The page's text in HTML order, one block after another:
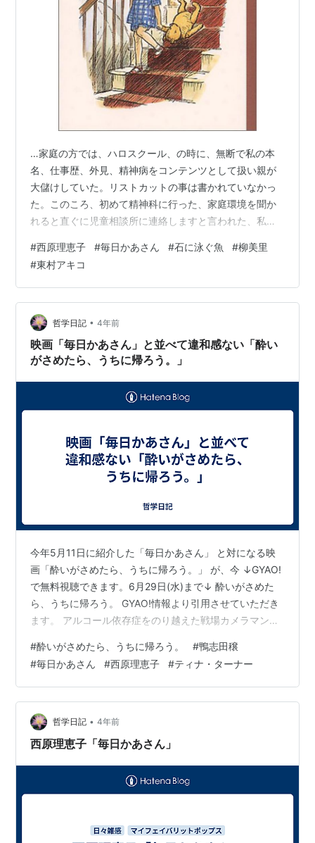
…家庭の方では、ハロスクール、の時に、無断で私の本
名、仕事歴、外見、精神病をコンテンツとして扱い親が
大儲けしていた。リストカットの事は書かれていなかっ
た。このころ、初めて精神科に行った、家庭環境を聞か
れると直ぐに児童相談所に連絡しますと言われた、私は
くれと懇願し、サインバルタをもらって…（後略） い
ま、この記事は「読み返してみると、文章があまり良く
ない」を理由に非公開になっているので、ブクマを記し
ておこう
https://b.hatena.ne.jp/entry/s/norokoro.hatenablog.co
m/entry/2021/07/09…
#西原理恵子 #毎日かあさん #石に泳ぐ魚 #柳美里
#東村アキコ
哲学日記 • 4年前
映画「毎日かあさん」と並べて違和感ない「酔い
がさめたら、うちに帰ろう。」
今年5月11日に紹介した「毎日かあさん」 と対になる映
画「酔いがさめたら、うちに帰ろう。」 が、今 ↓GYAO!
で無料視聴できます。6月29日(水)まで↓ 酔いがさめた
ら、うちに帰ろう。 GYAO!情報より引用させていただき
ます。 アルコール依存症をのり越えた戦場カメラマン鴨
す“大きな愛の物語”「来週は素面で家族と会うのです」と
言いながらウォッカを飲み、血を吐いて気絶した戦場カ
メラマンの塚原安行。母・弘子は慌てつつも、慣れた様
子で救急車を呼び、救急隊員に掛かり付けの病院を伝え
ている。その場に駆け込んできた、売れっ子漫画家の園
田由紀が、「大丈夫、ま…
#酔いがさめたら、うちに帰ろう。 #鴨志田穣
#毎日かあさん #西原理恵子 #ティナ・ターナー
哲学日記 • 4年前
西原理恵子「毎日かあさん」